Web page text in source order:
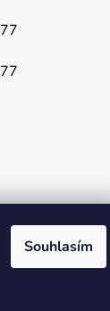
Souhlasím